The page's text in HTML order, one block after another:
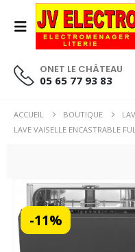
ONET LE CHÂTEAU
05 65 77 93 83
ACCUEIL BOUTIQUE
LAVE VAISELLE ENCASTRABLE
CHAUD
-11%